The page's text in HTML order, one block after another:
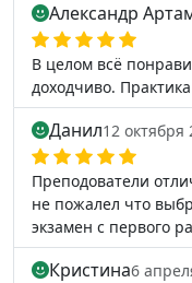
Александр
В целом всё
доходчиво.
Данил12 октября
Преподователи
не пожалел что
экзамен с первого
Кристина6